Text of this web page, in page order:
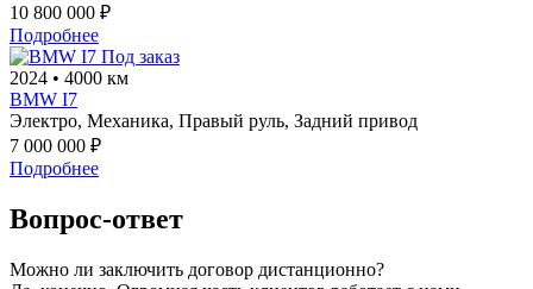
10 800 000 ₽
Подробнее
Под заказ
2024 • 4000 км
BMW I7
Электро, Механика, Правый руль, Задний привод
7 000 000 ₽
Подробнее
Вопрос-ответ
Можно ли заключить договор дистанционно?